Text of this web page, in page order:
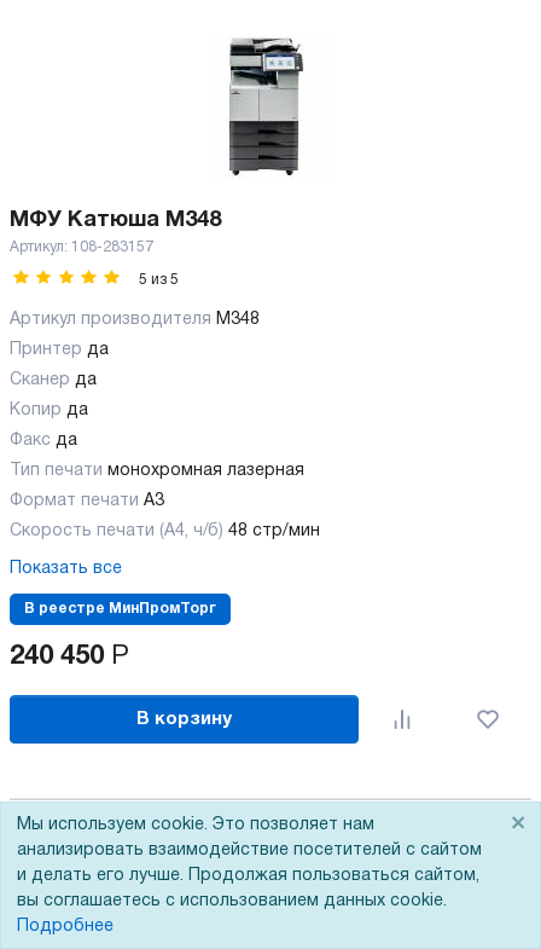
МФУ Катюша М348
Артикул: 108-283157
5 из 5
Артикул производителя
M348
Принтер да
Сканер да
Копир да
Факс да
Тип печати
монохромная лазерная
Формат печати A3
Скорость печати (А4, ч/б) 48 стр/мин
Показать все
В реестре МинПромТорг
240 450 Р
В корзину
Мы используем cookie. Это позволяет нам
анализировать взаимодействие посетителей с сайтом
и делать его лучше. Продолжая пользоваться сайтом,
вы соглашаетесь с использованием данных cookie.
Подробнее
×